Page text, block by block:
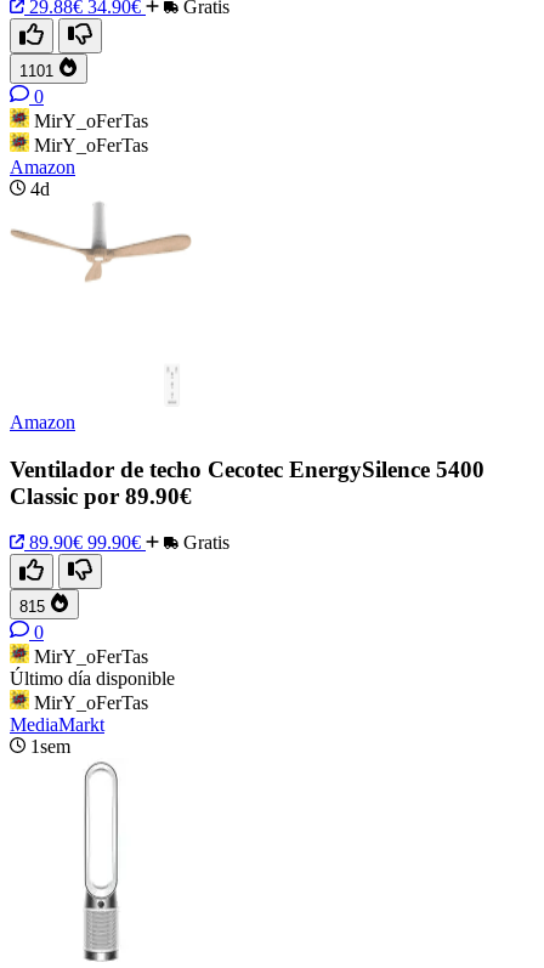
29.88€ 34.90€ Gratis
1101
0
MirY_oFerTas
MirY_oFerTas
Amazon
4d
Amazon
Ventilador de techo Cecotec EnergySilence 5400
Classic por 89.90€
89.90€ 99.90€ Gratis
815
0
MirY_oFerTas
Último día disponible
MirY_oFerTas
MediaMarkt
1sem